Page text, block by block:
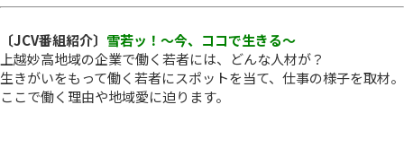
〔JCV番組紹介〕 雪若ッ！～今、ココで生きる～
上越妙高地域の企業で働く若者には、どんな人材が？
生きがいをもって働く若者にスポットを当て、仕事の様子を取材。
ここで働く理由や地域愛に迫ります。